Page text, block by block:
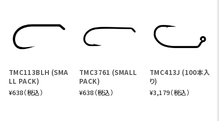
TMC113BLH (SMA
LL PACK)
¥638（税込）
TMC3761 (SMALL
PACK)
¥638（税込）
TMC413J (100本入
り)
¥3,179（税込）